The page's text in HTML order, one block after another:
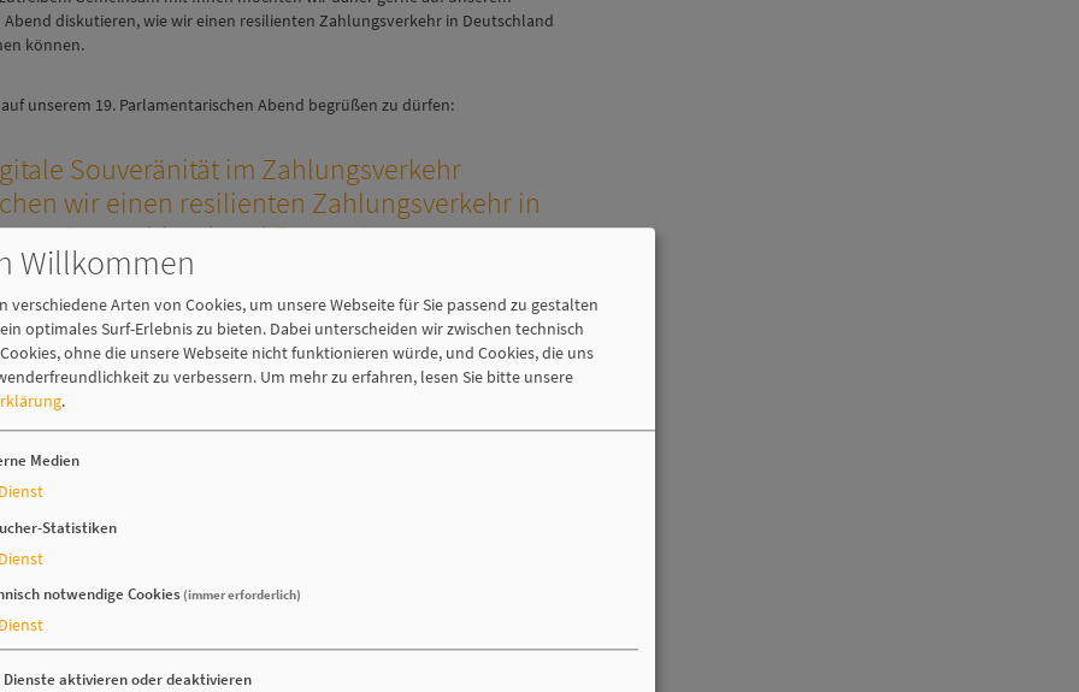
Abend diskutieren, wie wir einen resilienten Zahlungsverkehr in Deutschland
können.
unserem 19. Parlamentarischen Abend begrüßen zu dürfen:
Souveränität im Zahlungsverkehr
wir einen resilienten Zahlungsverkehr in
Deutschland und Europa?
25. März 2026, 18:00 – 23:00 Uhr
Deutsche Parlamentarische Gesellschaft
Friedrich-Ebert-Platz 2, 10117 Berlin
Deutsche Zahlungssysteme e.V., Vorstandsvorsitzender
Keynote
Bundesministerium für Digitales und Staatsmodernisierung,
und Wirtschaft
Dr. Luise Hölscher, Staatssekretärin –
Willkommen
verschiedene Arten von Cookies, um unsere Webseite für Sie passend zu gestalten
optimales Surf-Erlebnis zu bieten. Dabei unterscheiden wir zwischen technisch
ohne die unsere Webseite nicht funktionieren würde, und Cookies, die uns
zu verbessern. Um mehr zu erfahren, lesen Sie bitte unsere
.
Medien
Dienst
Statistiken
Dienst
notwendige Cookies (immer erforderlich)
Dienst
Dienste aktivieren oder deaktivieren